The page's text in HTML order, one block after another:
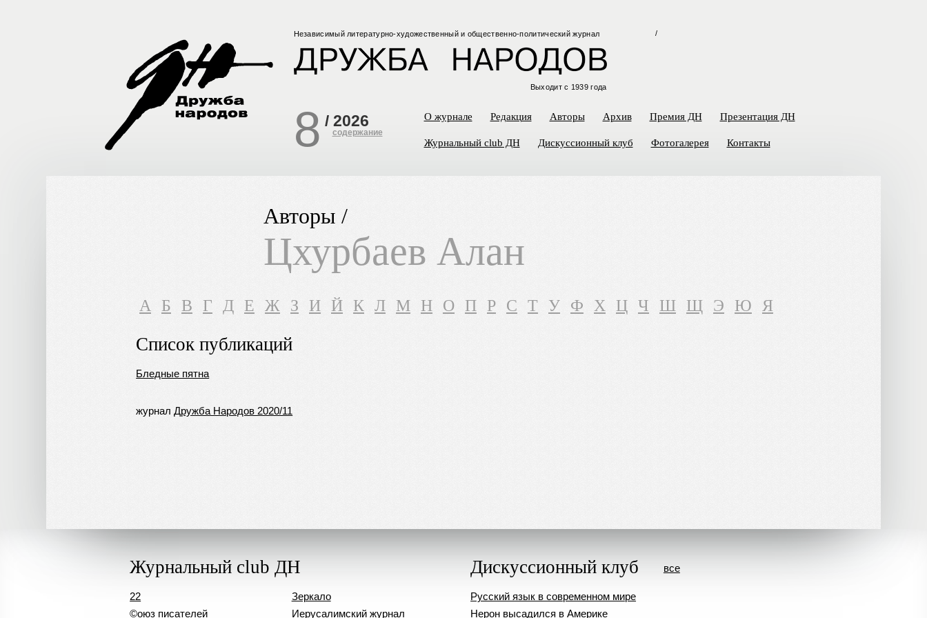
Независимый литературно-художественный и общественно-политический журнал
Выходит с 1939 года
/
8 / 2026
содержание
О журнале Редакция Авторы Архив Премия ДН Презентация ДН
Журнальный club ДН Дискуссионный клуб Фотогалерея Контакты
Авторы /
Цхурбаев Алан
A Б В Г Д Е Ж З И Й К Л М Н О П Р С Т У Ф Х Ц Ч Ш Щ Э Ю Я
Список публикаций
Бледные пятна
журналДружба Народов 2020/11
Журнальный club ДН
22
©оюз писателей
Зеркало
Иерусалимский журнал
Дискуссионный клуб
Русский язык в современном мире
Нерон высадился в Америке
все